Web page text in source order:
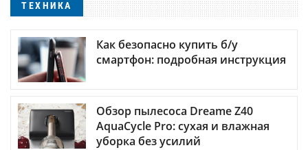
ТЕХНИКА
Как безопасно купить б/у
смартфон: подробная инструкция
Обзор пылесоса Dreame Z40
AquaCycle Pro: сухая и влажная
уборка без усилий